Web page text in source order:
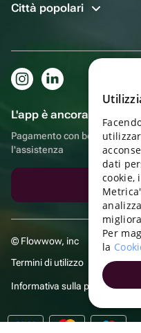
Città popolari
L'app è ancora più
Pagamento con bonus,
l'assistenza
© Flowwow, inc
Termini di utilizzo
Informativa sulla privacy
dati
cookie,
Per
la